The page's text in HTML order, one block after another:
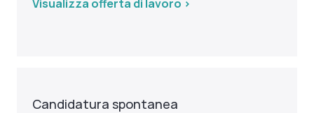
Visualizza offerta di lavoro >
Candidatura spontanea